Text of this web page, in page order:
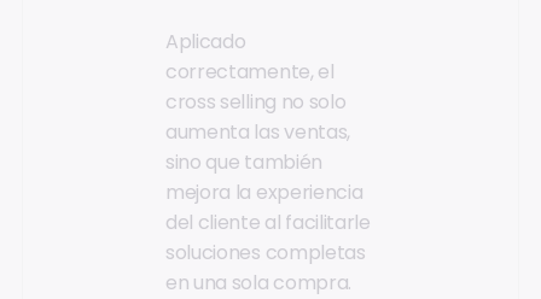
Aplicado
correctamente, el
cross selling no solo
aumenta las ventas,
sino que también
mejora la experiencia
del cliente al facilitarle
soluciones completas
en una sola compra.